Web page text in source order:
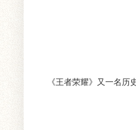
《王者荣耀》又一名